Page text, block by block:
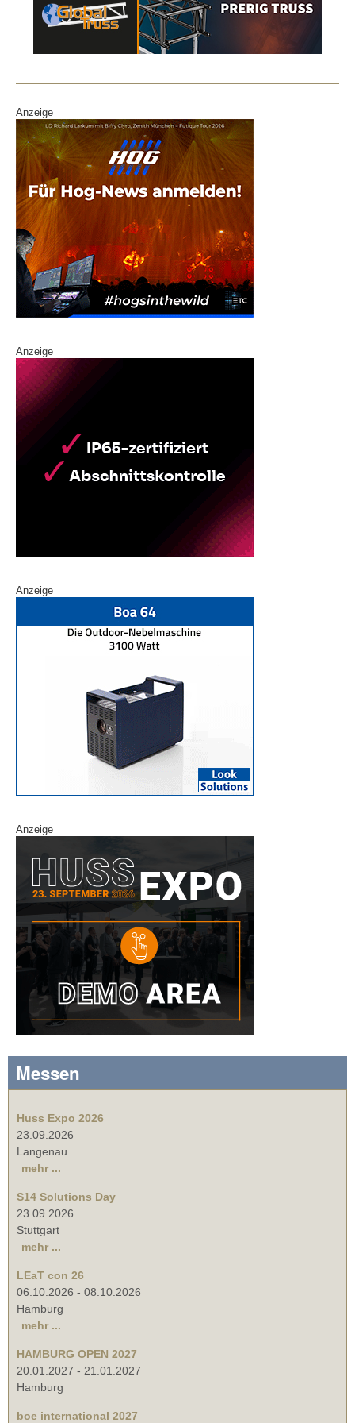
Anzeige
Anzeige
Anzeige
Anzeige
Messen
Huss Expo 2026
23.09.2026
Langenau
mehr ...
S14 Solutions Day
23.09.2026
Stuttgart
mehr ...
LEaT con 26
06.10.2026 - 08.10.2026
Hamburg
mehr ...
HAMBURG OPEN 2027
20.01.2027 - 21.01.2027
Hamburg
boe international 2027